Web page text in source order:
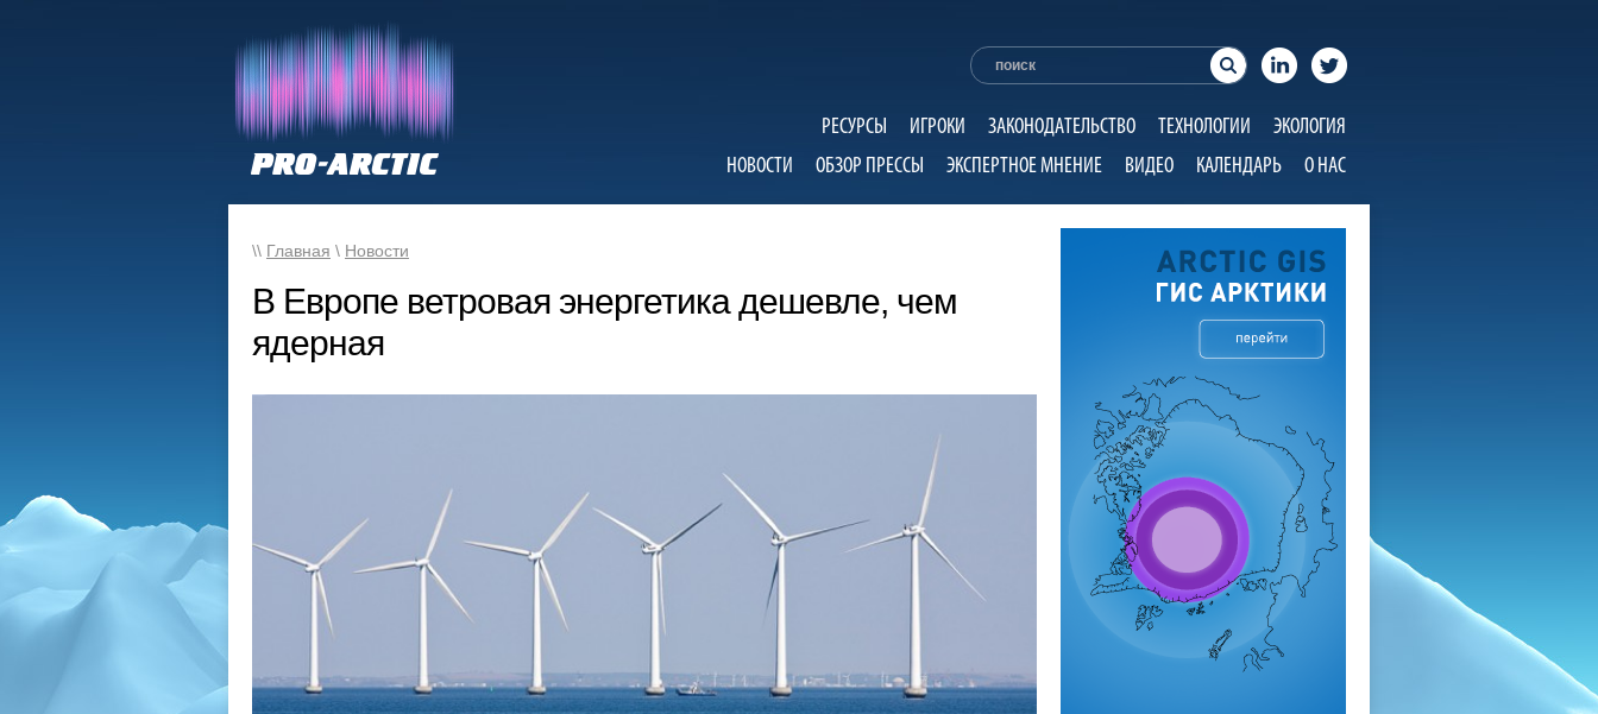
РЕСУРСЫ ИГРОКИ ЗАКОНОДАТЕЛЬСТВО ТЕХНОЛОГИИ
ЭКОЛОГИЯ
НОВОСТИ
ОБЗОР ПРЕССЫ ЭКСПЕРТНОЕ МНЕНИЕ ВИДЕО КАЛЕНДАРЬ О НАС
\\ Главная \ Новости
В Европе ветровая энергетика дешевле, чем
ядерная